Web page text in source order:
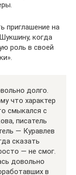
приглашение на
когда
роль в своей
долго.
что характер
смыкался с
писатель
— Куравлев
сказать
— не смог.
довольно
в